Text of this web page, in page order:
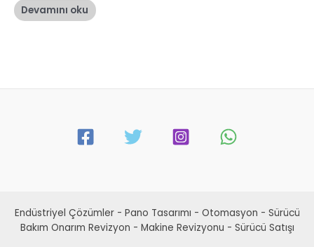
oy
aldıDevamını oku
Endüstriyel Çözümler - Pano Tasarımı - Otomasyon - Sürücü
Bakım Onarım Revizyon - Makine Revizyonu - Sürücü Satışı